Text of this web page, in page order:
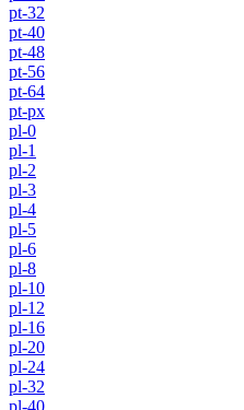
pt-32
pt-40
pt-48
pt-56
pt-64
pt-px
pl-0
pl-1
pl-2
pl-3
pl-4
pl-5
pl-6
pl-8
pl-10
pl-12
pl-16
pl-20
pl-24
pl-32
pl-40